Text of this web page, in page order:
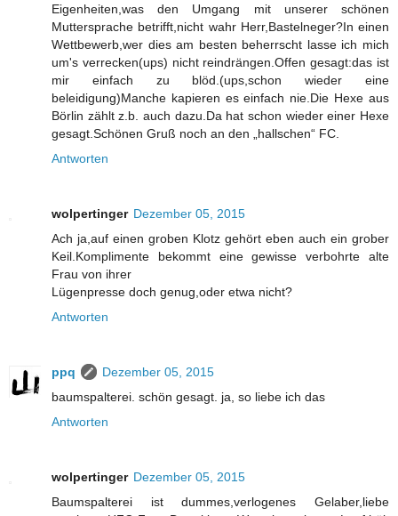
Eigenheiten,was den Umgang mit unserer schönen
Muttersprache betrifft,nicht wahr Herr,Bastelneger?In einen
Wettbewerb,wer dies am besten beherrscht lasse ich mich
um's verrecken(ups) nicht reindrängen.Offen gesagt:das ist
mir einfach zu blöd.(ups,schon wieder eine
beleidigung)Manche kapieren es einfach nie.Die Hexe aus
Börlin zählt z.b. auch dazu.Da hat schon wieder einer Hexe
gesagt.Schönen Gruß noch an den „hallschen“ FC.
Antworten
wolpertinger Dezember 05, 2015
Ach ja,auf einen groben Klotz gehört eben auch ein grober
Keil.Komplimente bekommt eine gewisse verbohrte alte
Frau von ihrer
Lügenpresse doch genug,oder etwa nicht?
Antworten
ppq
Dezember 05, 2015
baumspalterei. schön gesagt. ja, so liebe ich das
Antworten
wolpertinger Dezember 05, 2015
Baumspalterei ist dummes,verlogenes Gelaber,liebe